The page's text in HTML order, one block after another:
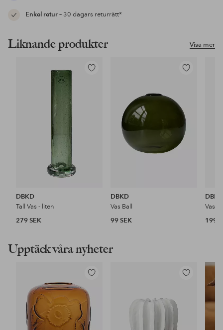
Enkel retur– 30 dagars returrätt*
Visa mer
Liknande produkter
Lägg
DBKD
Tall Vas - liten
279 SEK
Lägg
DBKD
Vas Ball
99 SEK
Vas
199
Upptäck våra nyheter
Lägg
i
favoriter
Lägg